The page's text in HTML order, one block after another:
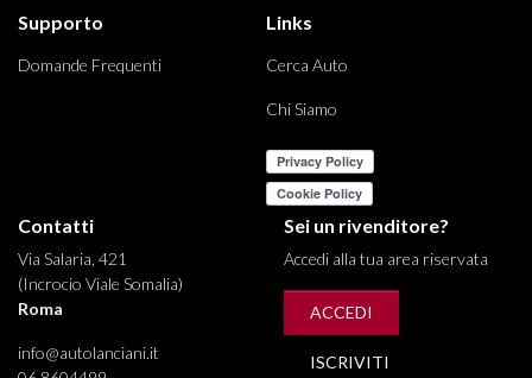
Supporto
Domande Frequenti
Links
Cerca Auto
Chi Siamo
Contatti
Via Salaria, 421
(Incrocio Viale Somalia)
Roma
info@autolanciani.it
Sei un rivenditore?
Accedi alla tua area riservata
ACCEDI
ISCRIVITI